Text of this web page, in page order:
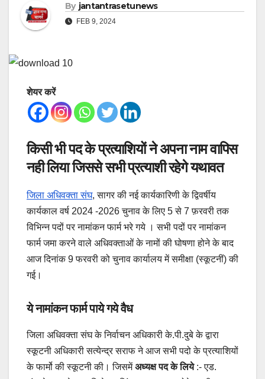
By jantantrasetunews
FEB 9, 2024
शेयर करें
किसी भी पद के प्रत्याशियों ने अपना नाम वापिस
नही लिया जिससे सभी प्रत्याशी रहेगे यथावत
जिला अधिवक्ता संघ, सागर की नई कार्यकारिणी के द्विवर्षीय
कार्यकाल वर्ष 2024 -2026 चुनाव के लिए 5 से 7 फ़रवरी तक
विभिन्न पदों पर नामांकन फार्म भरे गये । सभी पदों पर नामांकन
फार्म जमा करने वाले अधिवक्ताओं के नामों की घोषणा होने के बाद
आज दिनांक 9 फरवरी को चुनाव कार्यालय में समीक्षा (स्कूटनीं) की
गई।
ये नामांकन फार्म पाये गये वैध
जिला अधिवक्ता संघ के निर्वाचन अधिकारी के.पी.दुबे के द्वारा
स्कूटनी अधिकारी सत्येन्द्र सराफ ने आज सभी पदो के प्रत्याशियों
के फार्मो की स्कूटनी की। जिसमेंअध्यक्ष पद के लिये:- एड.